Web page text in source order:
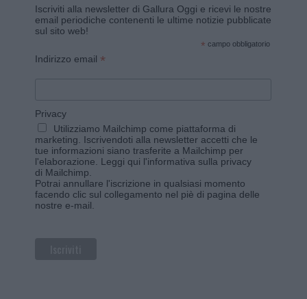
Iscriviti alla newsletter di Gallura Oggi e ricevi le nostre
email periodiche contenenti le ultime notizie pubblicate
sul sito web!
* campo obbligatorio
Indirizzo email *
Privacy
Utilizziamo Mailchimp come piattaforma di
marketing. Iscrivendoti alla newsletter accetti che le
tue informazioni siano trasferite a Mailchimp per
l'elaborazione. Leggi qui l'informativa sulla privacy
di Mailchimp
Potrai annullare l'iscrizione in qualsiasi momento
facendo clic sul collegamento nel piè di pagina delle
nostre e-mail.